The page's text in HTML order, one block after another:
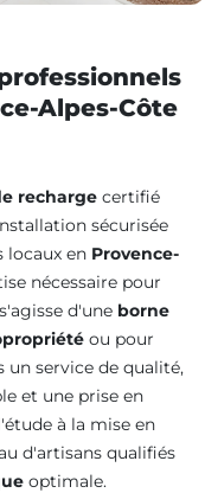
Alpes-Côte
recharge certifié
sécurisée
locaux en Provence-
nécessaire pour
d'une borne
ou pour
un service de qualité,
et une prise en
à la mise en
d'artisans qualifiés
optimale.